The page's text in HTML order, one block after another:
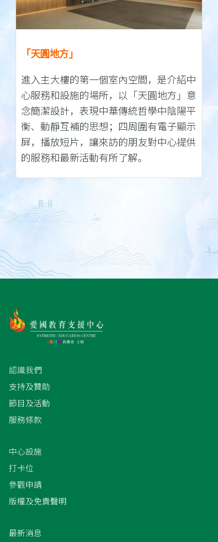
「天圓地方」
進入主大樓的第一個室內空間，是介紹中
心服務和設施的場所，以「天圓地方」意
念簡潔設計，表現中華傳統哲學中陰陽平
衡、動靜互補的思想；四周圍有電子顯示
屏，播放短片，讓來訪的朋友對中心提供
的服務和最新活動有所了解。
認識我們
支持及贊助
節目及活動
服務條款
中心設施
打卡位
參觀申請
版權及免責聲明
最新消息